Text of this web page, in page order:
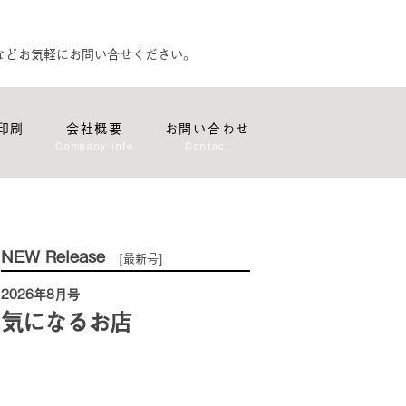
お気軽にお問い合せください。
刷 会社概要
Company info
お問い合わせ
Contact
NEW Release [最新号]
2026年8月号
気になるお店